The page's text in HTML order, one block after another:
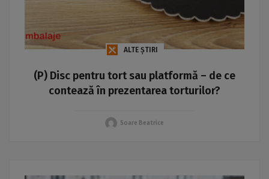
ALTE ȘTIRI
(P) Disc pentru tort sau platformă – de ce
contează în prezentarea torturilor?
Soare Beatrice